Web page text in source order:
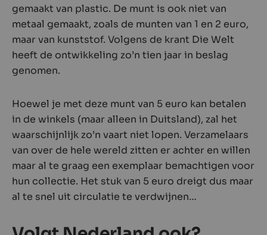
gemaakt van plastic. De munt is ook niet van
metaal gemaakt, zoals de munten van 1 en 2 euro,
maar van kunststof. Volgens de krant Die Welt
heeft de ontwikkeling zo’n tien jaar in beslag
genomen.
Hoewel je met deze munt van 5 euro kan betalen
in de winkels (maar alleen in Duitsland), zal het
waarschijnlijk zo’n vaart niet lopen. Verzamelaars
van over de hele wereld zitten er achter en willen
maar al te graag een exemplaar bemachtigen voor
hun collectie. Het stuk van 5 euro dreigt dus maar
al te snel uit circulatie te verdwijnen…